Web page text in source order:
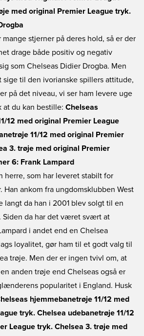
med original Premier League tryk.
mange stjerner på deres hold, så er der
drage både positiv og negativ
som Chelseas Didier Drogba. Men
sige til den ivorianske spillers attitude,
på det niveau, vi ser ham levere uge
at du kan bestille: Chelseas
12 med original Premier League
11/12 med original Premier
3. trøje med original Premier
6: Frank Lampard
herre, som har leveret stabilt for
Han ankom fra ungdomsklubben West
langt da han i 2001 blev solgt til en
Siden da har det været svært at
i andet end en Chelsea
loyalitet, gør ham til et godt valg til
trøje. Men der er ingen tvivl om, at
anden trøje end Chelseas også er
popularitet i England. Husk
hjemmebanetrøje 11/12 med
tryk. Chelsea udebanetrøje 11/12
League tryk. Chelsea 3. trøje med